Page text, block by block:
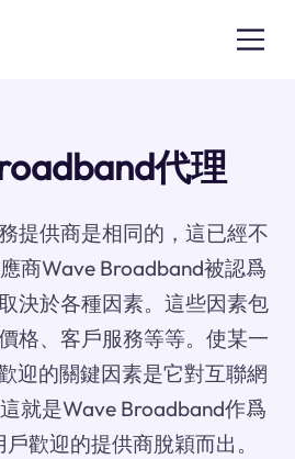
代理
提供商是相同的，這已經不
商Wave Broadband被認爲
決於各種因素。這些因素包
格、客戶服務等等。使某一
迎的關鍵因素是它對互聯網
就是Wave Broadband作爲
歡迎的提供商脫穎而出。